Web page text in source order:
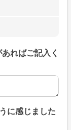
ればご記入く
ればご記入くだ
に感じました